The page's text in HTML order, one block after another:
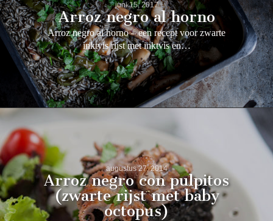
juni 15, 2017
Arroz negro al horno
Arroz negro al horno – een recept voor zwarte
inktvis rijst met inktvis en…
augustus 27, 2014
Arroz negro con pulpitos
(zwarte rijst met baby
octopus)